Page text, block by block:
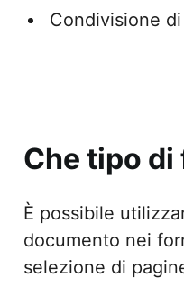
Condivisione
Che tipo
È possibile
documento nei
selezione di